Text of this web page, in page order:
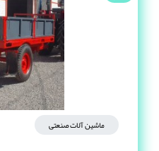
ماشین آلات صنعتی